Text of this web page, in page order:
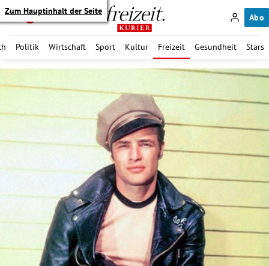
Zum Hauptinhalt der Seite
Abo
Politik Wirtschaft Sport Kultur Freizeit Gesundheit Stars
Untermenü